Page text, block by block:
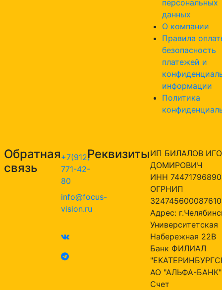
персональных
данных
О компании
Правила
безопасность
платежей и
информации
Политика
Обратная
связь
+7(912)
771-42-
80
info@focus-
vision.ru
РеквизитыИП БИЛАЛОВ
ДОМИРОВИЧ
ИНН
ОГРНИП
324745600087610
Адрес:
Университетская
Набережная 22В
Банк ФИЛИАЛ
АО "АЛЬФА-БАНК"
Счет